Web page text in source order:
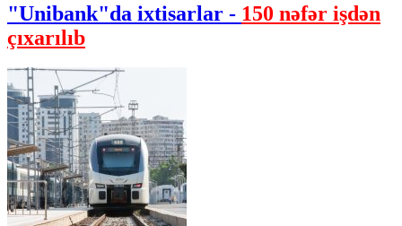
"Unibank"da ixtisarlar - 150 nəfər işdən
çıxarılıb